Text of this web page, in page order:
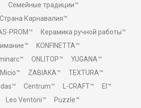
Семейные традиции™
Страна Карнавалия™
PROM™
Керамика ручной работы™
KONFINETTA™
ONLITOP™
YUGANA™
ZABIAKA™
TEXTURA™
Centrum™ L-CRAFT™
El™
Leo Ventoni™
Puzzle™